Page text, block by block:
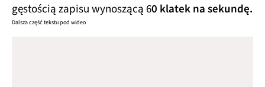
gęstością zapisu wynoszącą 60 klatek na sekundę.
Dalsza część tekstu pod wideo